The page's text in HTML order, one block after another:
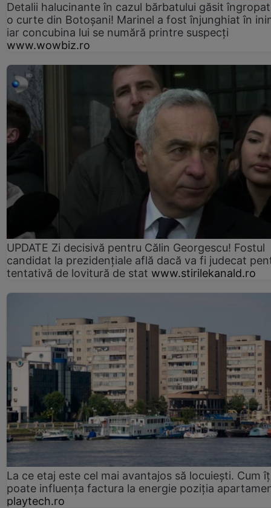
Detalii halucinante în cazul bărbatului găsit
o curte din Botoșani! Marinel a fost înjunghiat în
iar concubina lui se numără printre suspecți
www.wowbiz.ro
UPDATE Zi decisivă pentru Călin Georgescu! Fostul
candidat la prezidențiale află dacă va fi judecat
tentativă de lovitură de stat www.stirilekanald.ro
La ce etaj este cel mai avantajos să locuiești. Cum
poate influența factura la energie poziția
playtech.ro